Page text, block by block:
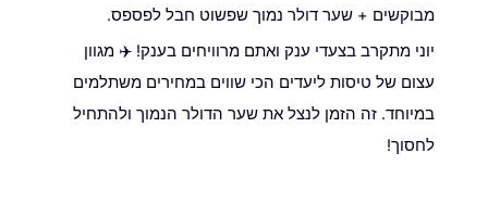
מבוקשים + שער דולר נמוך שפשוט חבל לפספס.
יוני מתקרב בצעדי ענק ואתם מרוויחים בענק! ✈️ מגוון
עצום של טיסות ליעדים הכי שווים במחירים משתלמים
במיוחד. זה הזמן לנצל את שער הדולר הנמוך ולהתחיל
לחסוך!